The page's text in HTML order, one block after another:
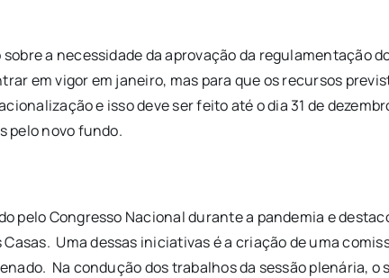
a necessidade da aprovação da regulamentação
em vigor em janeiro, mas para que os recursos
e isso deve ser feito até o dia 31 de
pelo novo fundo.
pelo Congresso Nacional durante a pandemia e
Uma dessas iniciativas é a criação de uma
Na condução dos trabalhos da sessão plenária, o